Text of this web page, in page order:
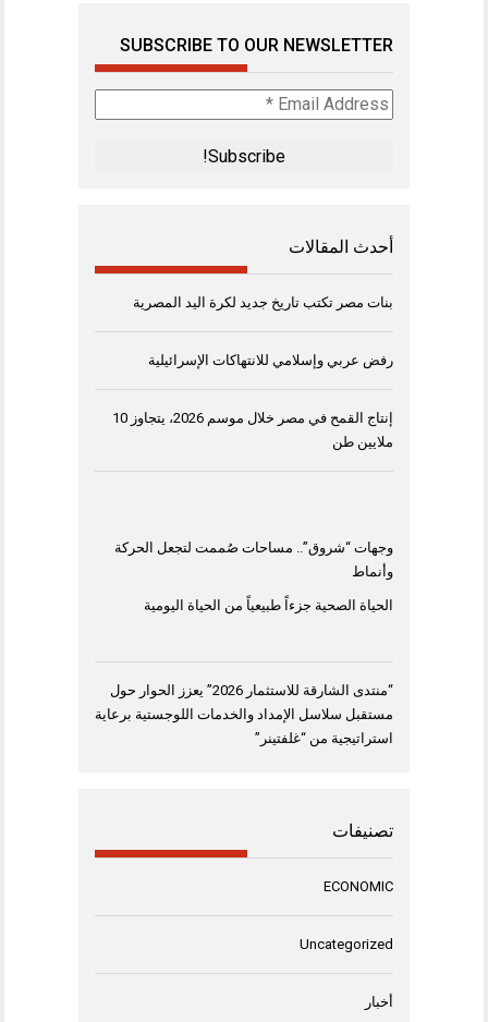
SUBSCRIBE TO OUR NEWSLETTER
Email
Address
أحدث المقالات
بنات مصر تكتب تاريخ جديد لكرة اليد المصرية
رفض عربي وإسلامي للانتهاكات الإسرائيلية
إنتاج القمح في مصر خلال موسم 2026، يتجاوز 10
ملايين طن
وجهات “شروق”.. مساحات صُممت لتجعل الحركة
وأنماط
الحياة الصحية جزءاً طبيعياً من الحياة اليومية
“منتدى الشارقة للاستثمار 2026” يعزز الحوار حول
مستقبل سلاسل الإمداد والخدمات اللوجستية برعاية
استراتيجية من “غلفتينر”
تصنيفات
ECONOMIC
Uncategorized
أخبار